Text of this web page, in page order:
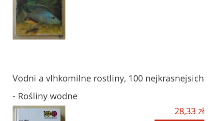
Vodni a vlhkomilne rostliny, 100 nejkrasnejsich
- Rośliny wodne
28,33 zł